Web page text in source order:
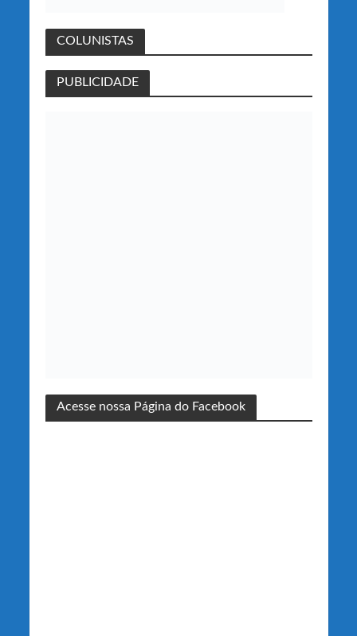
COLUNISTAS
PUBLICIDADE
Acesse nossa Página do Facebook